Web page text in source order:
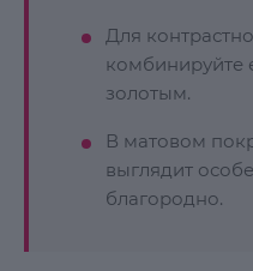
Для
комбинируйте
золотым.
В матовом
выглядит
благородно.